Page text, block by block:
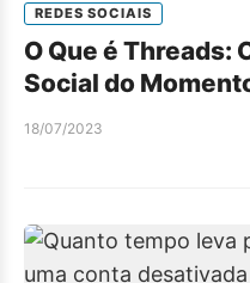
REDES SOCIAIS
O Que é Threads:
Social do
18/07/2023